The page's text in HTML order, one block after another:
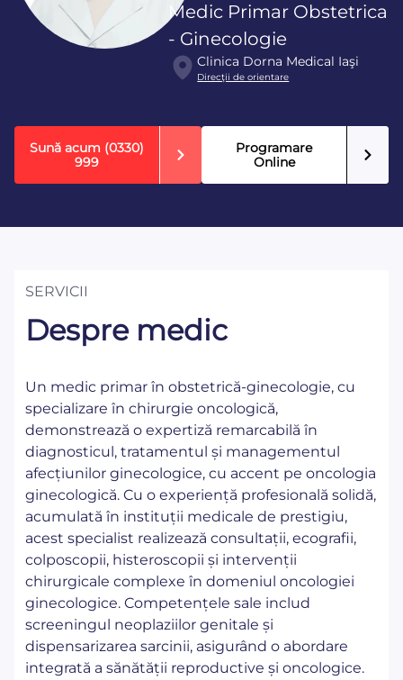
Medic Primar Obstetrica
- Ginecologie
Clinica Dorna Medical Iaşi
Direcţii de orientare
Sună acum (0330)
999
Programare
Online
SERVICII
Despre medic
Un medic primar în obstetrică-ginecologie, cu
specializare în chirurgie oncologică,
demonstrează o expertiză remarcabilă în
diagnosticul, tratamentul și managementul
afecțiunilor ginecologice, cu accent pe oncologia
ginecologică. Cu o experiență profesională solidă,
acumulată în instituții medicale de prestigiu,
acest specialist realizează consultații, ecografii,
colposcopii, histeroscopii și intervenții
chirurgicale complexe în domeniul oncologiei
ginecologice. Competențele sale includ
screeningul neoplaziilor genitale și
dispensarizarea sarcinii, asigurând o abordare
integrată a sănătății reproductive și oncologice.